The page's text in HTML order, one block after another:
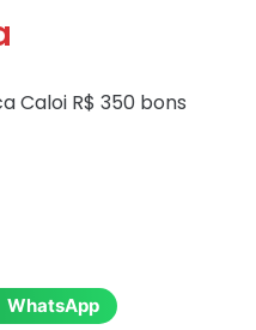
Caloi R$ 350 bons
WhatsApp